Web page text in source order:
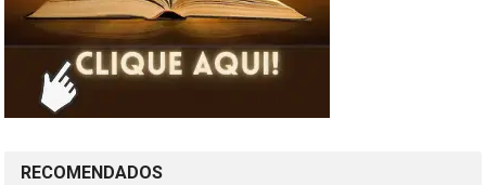
RECOMENDADOS